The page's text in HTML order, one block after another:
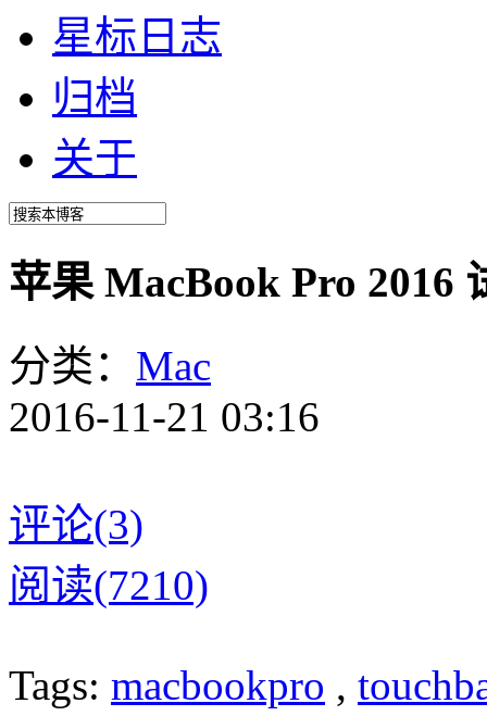
星标日志
归档
关于
苹果 MacBook Pro 2016
分类： Mac
2016-11-21 03:16
评论(3)
阅读(7210)
Tags: macbookpro ,